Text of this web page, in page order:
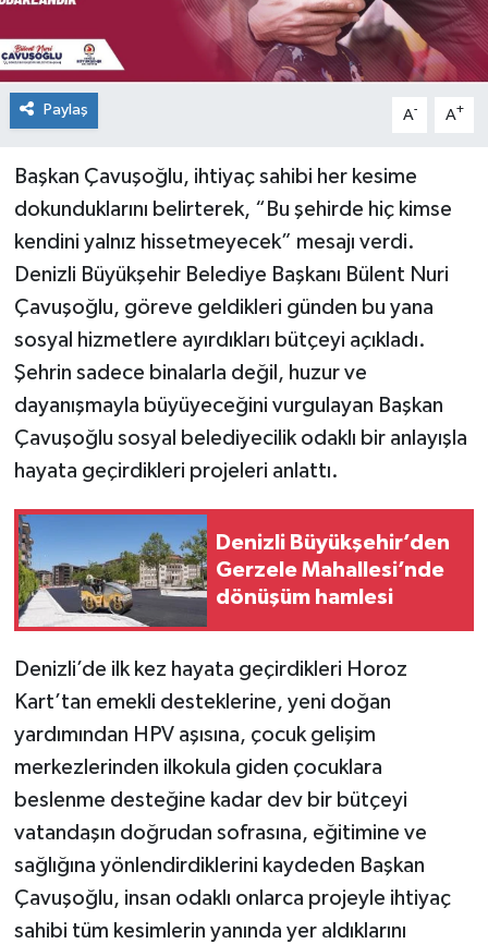
Paylaş A- A+
Başkan Çavuşoğlu, ihtiyaç sahibi her kesime
dokunduklarını belirterek, “Bu şehirde hiç kimse
kendini yalnız hissetmeyecek” mesajı verdi.
Denizli Büyükşehir Belediye Başkanı Bülent Nuri
Çavuşoğlu, göreve geldikleri günden bu yana
sosyal hizmetlere ayırdıkları bütçeyi açıkladı.
Şehrin sadece binalarla değil, huzur ve
dayanışmayla büyüyeceğini vurgulayan Başkan
Çavuşoğlu sosyal belediyecilik odaklı bir anlayışla
hayata geçirdikleri projeleri anlattı.
Denizli Büyükşehir’den
Gerzele Mahallesi’nde
dönüşüm hamlesi
Denizli’de ilk kez hayata geçirdikleri Horoz
Kart’tan emekli desteklerine, yeni doğan
yardımından HPV aşısına, çocuk gelişim
merkezlerinden ilkokula giden çocuklara
beslenme desteğine kadar dev bir bütçeyi
vatandaşın doğrudan sofrasına, eğitimine ve
sağlığına yönlendirdiklerini kaydeden Başkan
Çavuşoğlu, insan odaklı onlarca projeyle ihtiyaç
sahibi tüm kesimlerin yanında yer aldıklarını